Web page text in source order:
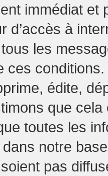
immédiat et
d’accès à
tous les
ces
édite,
que cela
toutes les
notre
pas